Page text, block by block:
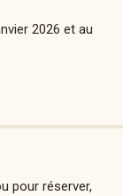
2026 et au
pour réserver,